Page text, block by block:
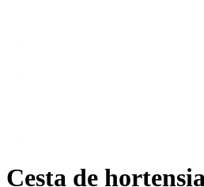
Cesta de